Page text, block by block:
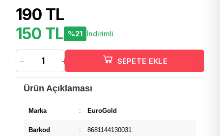
190 TL
150 TL %21 İndirimli
- + SEPETE EKLE
Ürün Açıklaması
Marka : EuroGold
Barkod : 8681144130031